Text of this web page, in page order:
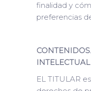
finalidad y
preferencias
EL TITULAR